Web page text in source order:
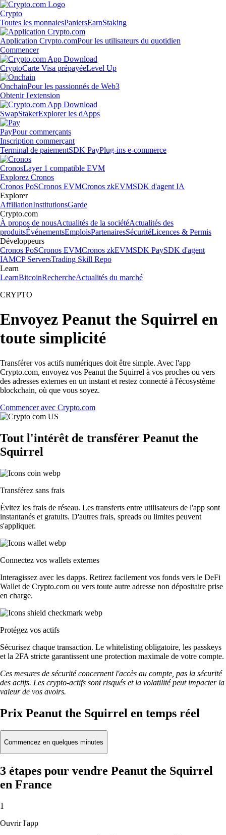
Crypto
Toutes les monnaiesPaniersEarnStaking
Application Crypto.comPour les utilisateurs du quotidien
Commencer
CryptoCarte Visa prépayéeLevel Up
OnchainPour les passionnés de Web3
Obtenir l'extension
SwapStakerExplorer les dApps
PayPour commerçants
Inscription commerçant
Terminal de paiementSDK PayPlug-ins e-commerce
CronosLayer 1 compatible EVM
Explorez Cronos
Cronos PoSCronos EVMCronos zkEVMSDK d'agent IA
Explorer
AffiliationInstitutionsGarde
Crypto.com
À propos de nousActualités de la sociétéActualités des
produitsÉvénementsEmploisPartenairesSécuritéLicences & Permis
Développeurs
Cronos PoSCronos EVMCronos zkEVMSDK PaySDK d'agent
IAMCP ServersTrading Skill Repo
Learn
LearnBitcoinRechercheActualités du marché
CRYPTO
Envoyez Peanut the Squirrel en
toute simplicité
Transférer vos actifs numériques doit être simple. Avec l'app
Crypto.com, envoyez vos Peanut the Squirrel à vos proches ou vers
des adresses externes en un instant et restez connecté à l'écosystème
blockchain, où que vous soyez.
Commencer avec Crypto.com
Tout l'intérêt de transférer Peanut the
Squirrel
Transférez sans frais
Évitez les frais de réseau. Les transferts entre utilisateurs de l'app sont
instantanés et gratuits. D'autres frais, spreads ou limites peuvent
s'appliquer.
Connectez vos wallets externes
Interagissez avec les dapps. Retirez facilement vos fonds vers le DeFi
Wallet de Crypto.com ou vers toute autre adresse non dépositaire prise
en charge.
Protégez vos actifs
Sécurisez chaque transaction. Le whitelisting obligatoire, les passkeys
et la 2FA stricte garantissent une protection maximale de votre compte.
Ces mesures de sécurité concernent l'accès au compte, pas la sécurité
des actifs. Les crypto-actifs sont risqués et la volatilité peut impacter la
valeur de vos avoirs.
Prix Peanut the Squirrel en temps réel
Commencez en quelques minutes
3 étapes pour vendre Peanut the Squirrel
en France
1
Ouvrir l'app